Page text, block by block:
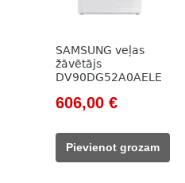
SAMSUNG veļas
žāvētājs
DV90DG52A0AELE
Original
was:
876,00 €.
606,00 €Current
606,00 €.
Pievienot grozam